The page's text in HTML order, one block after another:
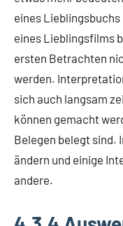
eines
eines Lieblingsfilms
ersten Betrachten
werden.
sich auch langsam
können gemacht
Belegen belegt sind.
ändern und einige
andere.